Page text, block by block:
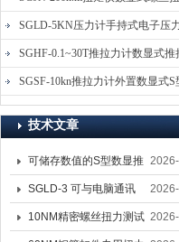
仪-螺栓扭力矩测试仪
SGLD-5KN压力计手持式电子压
电子式压力测力计
SGHF-0.1~30T推拉力计数显式推
计-数字拉压力双向测力仪
SGSF-10kn推拉力计外置数显式S
手持连线式拉压力计
技术文章
可储存数值的S型数显推
拉力计 SGSF-100外置
式测力计
SGLD-3 可与电脑通讯
的无线测力计 0.03-3T化
10NM精密螺丝扭力测试